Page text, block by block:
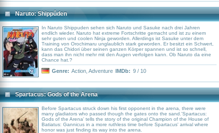
Naruto: Shippûden
In Naruto Shippuden sehen sich Naruto und Sasuke nach drei Jahren
endlich wieder. Naruto hat extreme Fortschritte gemacht und ist zu einem
sehr guten und coolen Ninja geworden. Allerdings ist Sasuke unter dem
Training von Orochimaru unglaublich stark geworden. Er besitzt ein Schwert,
kann das Chidori über seinen ganzen Körper spannen und ist so schnell,
dass man ihn nicht mehr mit den Augen verfolgen kann. Ob Naruto da eine
Chance hat.?
Genre: Action Adventure IMDb: 9 / 10
Spartacus: Gods of the Arena
Before Spartacus struck down his first opponent in the arena, there were
many gladiators who passed though the gates onto the sand.'Spartacus:
Gods of the Arena' tells the story of the original Champion of the House of
Batiatus: Gannicus in a more ruthless time before Spartacus' arrival where
honor was just finding its way into the arena.